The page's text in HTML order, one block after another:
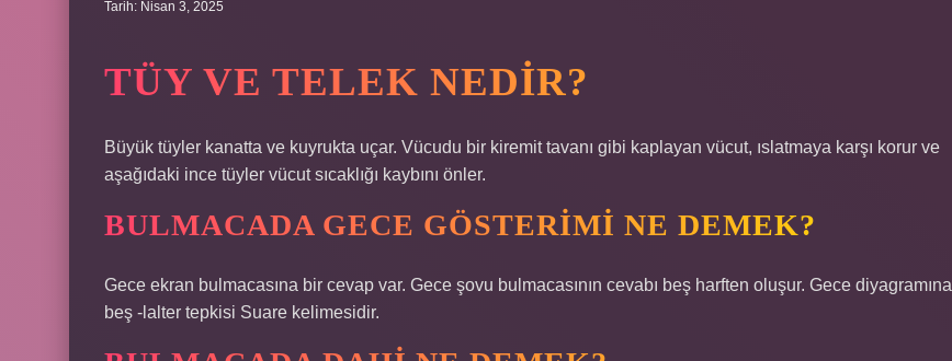
Tarih: Nisan 3, 2025
TÜY VE TELEK NEDIR?
Büyük tüyler kanatta ve kuyrukta uçar. Vücudu bir kiremit tavanı gibi kaplayan vücut, ıslatmaya karşı korur ve
aşağıdaki ince tüyler vücut sıcaklığı kaybını önler.
BULMACADA GECE GÖSTERIMI NE DEMEK?
Gece ekran bulmacasına bir cevap var. Gece şovu bulmacasının cevabı beş harften oluşur. Gece diyagramına
beş -lalter tepkisi Suare kelimesidir.